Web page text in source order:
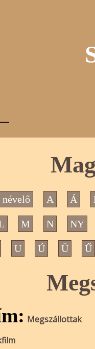
névelő A Á
M N NY
U Ú Ü Ű
Megszállottak